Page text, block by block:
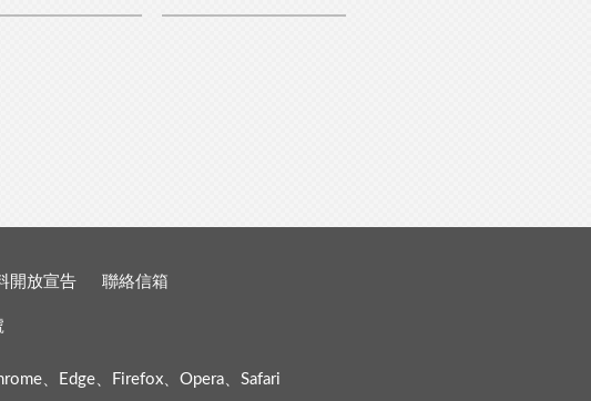
開放宣告 聯絡信箱
、Edge、Firefox、Opera、Safari